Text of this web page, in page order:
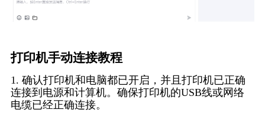
打印机手动连接教程
1. 确认打印机和电脑都已开启，并且打印机已正确
连接到电源和计算机。确保打印机的USB线或网络
电缆已经正确连接。